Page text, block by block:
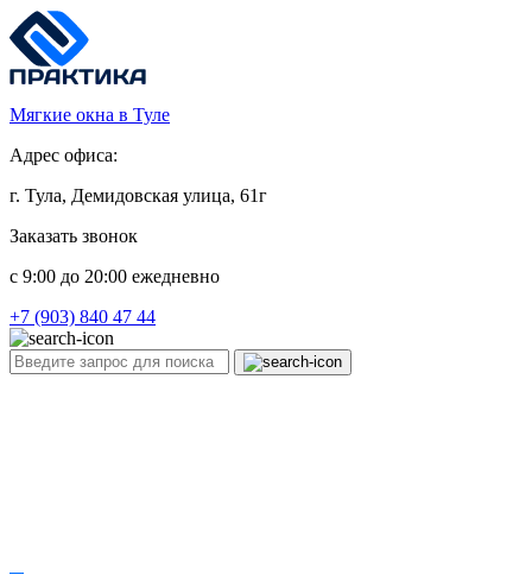
Мягкие окна в Туле
Адрес офиса:
г. Тула, Демидовская улица, 61г
Заказать звонок
c 9:00 до 20:00 ежедневно
+7 (903) 840 47 44